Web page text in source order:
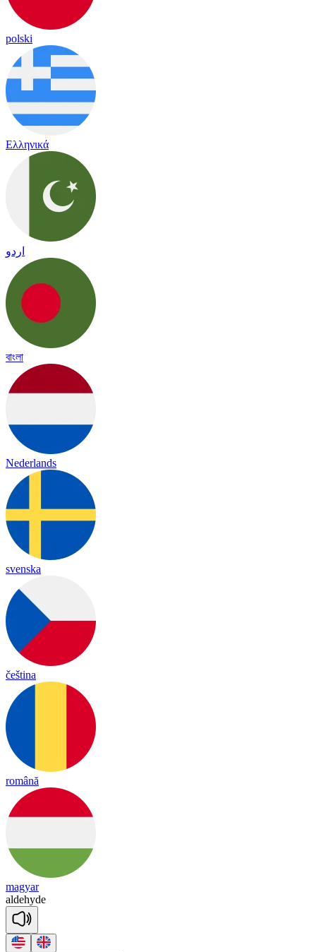
polski
Ελληνικά
اردو
বাংলা
Nederlands
svenska
čeština
română
magyar
aldehyde